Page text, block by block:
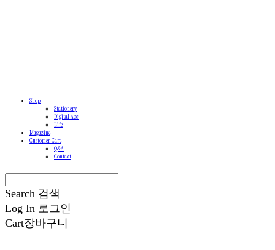
Shop
Stationery
Digital Acc
Life
Magazine
Customer Care
Q&A
Contact
Search 검색
Log In 로그인
Cart장바구니